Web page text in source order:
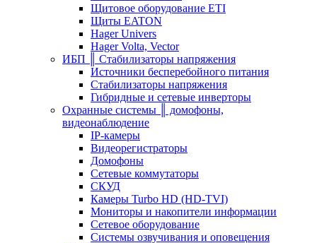
Щитовое оборудование ETI
Щиты EATON
Hager Univers
Hager Volta, Vector
ИБП ║ Стабилизаторы напряжения
Источники бесперебойного питания
Стабилизаторы напряжения
Гибридные и сетевые инверторы
Охранные системы ║ домофоны,
видеонаблюдение
IP-камеры
Видеорегистраторы
Домофоны
Сетевые коммутаторы
СКУД
Камеры Turbo HD (HD-TVI)
Мониторы и накопители информации
Сетевое оборудование
Системы озвучивания и оповещения